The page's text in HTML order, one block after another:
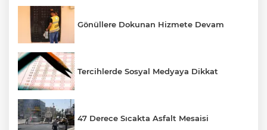
Gönüllere Dokunan Hizmete Devam
Tercihlerde Sosyal Medyaya Dikkat
47 Derece Sıcakta Asfalt Mesaisi